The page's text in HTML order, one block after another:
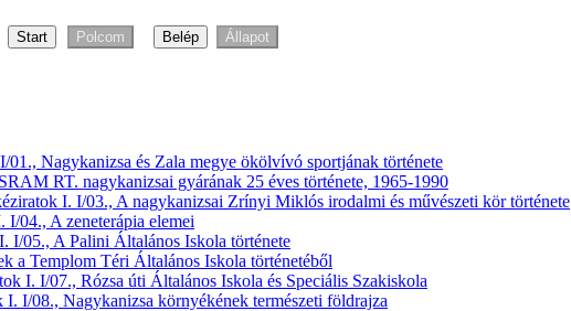
Nagykanizsa és Zala megye ökölvívó sportjának története
RT. nagykanizsai gyárának 25 éves története, 1965-1990
I. I/03., A nagykanizsai Zrínyi Miklós irodalmi és művészeti kör története
04., A zeneterápia elemei
I/05., A Palini Általános Iskola története
a Templom Téri Általános Iskola történetéből
I. I/07., Rózsa úti Általános Iskola és Speciális Szakiskola
I/08., Nagykanizsa környékének természeti földrajza